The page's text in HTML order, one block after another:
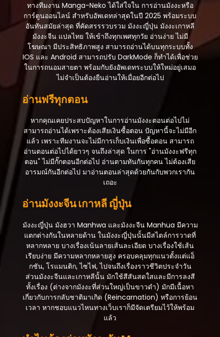
ทางทีมงาน Manga-Neko ได้ใส่ใจใน การอ่านมังงะหรือ
การ์ตูนออนไลน์ สำหรับอัพเดทล่าสุดในปี 2025 พร้อมระบบ
อันทันสมัยล่าสุด ที่คัดสรรรวบรวม มังงะญี่ปุ่น มังงะเกาหลี
มังงะจีน แปลไทย ให้เข้าถึงทุกเพศทุกวัย อ่านง่าย ไม่มี
โฆษณา มีประสิทธิภาพสูง สามารถอ่านได้บนทุกระบบทั้ง
IOS และ Android สามารถปรับ DarkMode ก็ทำได้เพื่อช่วย
ในการถนอมสายตา พร้อมกับยังอัพเดทระบบให้ใหม่อยู่เสมอ
ไม่จำเป็นต้องยืนอ่านให้เมื่อยอีกต่อไป
อ่านฟรีทุกตอน
หากคุณเคยประสบปัญหาในการอ่านมังงะตอนต่อไปไม่
สามารถอ่านได้เพราะต้องเสียเงินซื้อตอน ปัญหานี้จะไม่มีอีก
แล้ว เพราะทีมงานจะไม่มีการเก็บเงินเพื่อซื้อตอน สามารถ
อ่านตอนต่อไปได้ยาวๆ จนถึงล่าสุด ในการ "อ่านมังงะฟรีทุก
ตอน" ไม่มีกั๊กตอนอีกต่อไป อ่านตามทันกันทุกคน ไม่ต้องเสีย
อารมณ์กันอีกต่อไป มาอ่านตอนล่าสุดด้วยกันกับพวกเรากัน
เถอะ
อ่านมังงะจีน เกาหลี ญี่ปุ่น
มังงะญี่ปุ่น มังฮวา Manhwa และมังงะจีน Manhua มีความ
แตกต่างกันในหลายด้าน ในมังงะญี่ปุ่นนั้นมีสไตล์การวาดที่
หลากหลาย บางเรื่องเน้นลายเส้นละเอียด บางเรื่องใช้เส้น
เรียบง่าย มีความหลากหลายสูง ครอบคลุมทุกแนวตั้งแต่แอ็
กชัน, โรแมนติก, ไซไฟ, ไปจนถึงเรื่องราวชีวิตประจำวัน
ส่วนมังงะจีนและเกาหลีนั้น มักใช้สีสันสดใสและมีการลงสี
ทั้งเรื่อง (ต่างจากมังงะที่ส่วนใหญ่เป็นขาวดำ) มักมีเนื้อหา
เกี่ยวกับการกลับชาติมาเกิด (Reincarnation) หรือการย้อน
เวลา หากชอบแนวไหนทางเว็บเราก็มีจัดเตรียมไว้ให้พร้อม
แล้ว